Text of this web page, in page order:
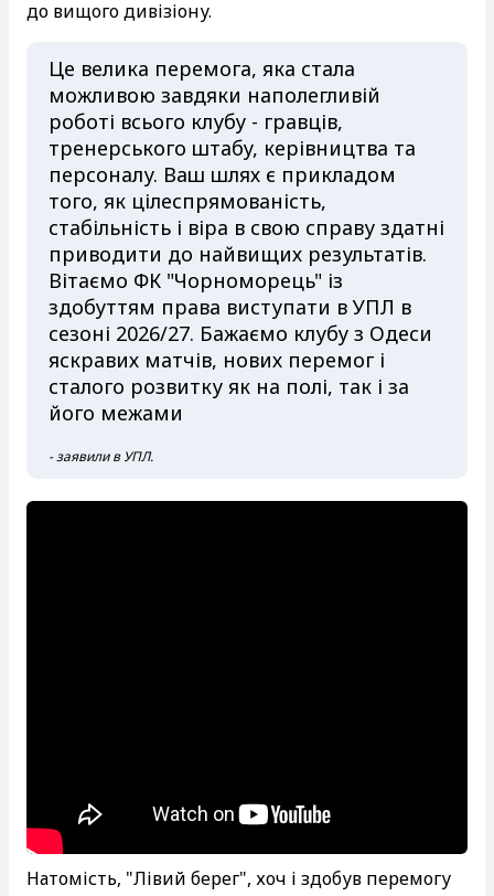
до вищого дивізіону.
Це велика перемога, яка стала
можливою завдяки наполегливій
роботі всього клубу - гравців,
тренерського штабу, керівництва та
персоналу. Ваш шлях є прикладом
того, як цілеспрямованість,
стабільність і віра в свою справу здатні
приводити до найвищих результатів.
Вітаємо ФК "Чорноморець" із
здобуттям права виступати в УПЛ в
сезоні 2026/27. Бажаємо клубу з Одеси
яскравих матчів, нових перемог і
сталого розвитку як на полі, так і за
його межами
- заявили в УПЛ.
Натомість, "Лівий берег", хоч і здобув перемогу